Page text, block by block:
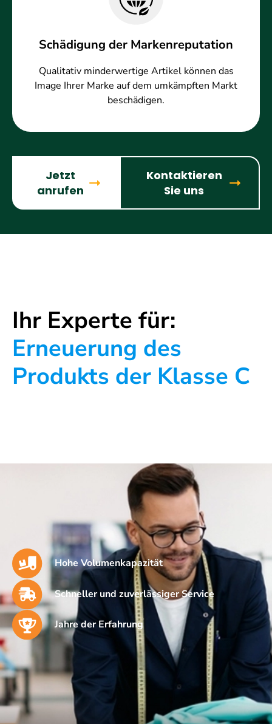
Schädigung der Markenreputation
Qualitativ minderwertige Artikel können das
Image Ihrer Marke auf dem umkämpften Markt
beschädigen.
Jetzt
anrufen
Kontaktieren
Sie uns
Ihr Experte für:
Erneuerung des
Produkts der Klasse C
Hohe Volumenkapazität
Schneller und zuverlässiger Service
Jahre der Erfahrung